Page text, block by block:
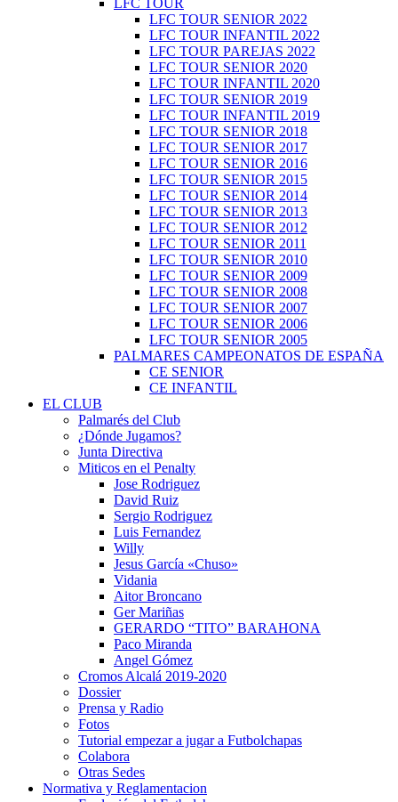
LFC TOUR
LFC TOUR SENIOR 2022
LFC TOUR INFANTIL 2022
LFC TOUR PAREJAS 2022
LFC TOUR SENIOR 2020
LFC TOUR INFANTIL 2020
LFC TOUR SENIOR 2019
LFC TOUR INFANTIL 2019
LFC TOUR SENIOR 2018
LFC TOUR SENIOR 2017
LFC TOUR SENIOR 2016
LFC TOUR SENIOR 2015
LFC TOUR SENIOR 2014
LFC TOUR SENIOR 2013
LFC TOUR SENIOR 2012
LFC TOUR SENIOR 2011
LFC TOUR SENIOR 2010
LFC TOUR SENIOR 2009
LFC TOUR SENIOR 2008
LFC TOUR SENIOR 2007
LFC TOUR SENIOR 2006
LFC TOUR SENIOR 2005
PALMARES CAMPEONATOS DE ESPAÑA
CE SENIOR
CE INFANTIL
EL CLUB
Palmarés del Club
¿Dónde Jugamos?
Junta Directiva
Miticos en el Penalty
Jose Rodriguez
David Ruiz
Sergio Rodriguez
Luis Fernandez
Willy
Jesus García «Chuso»
Vidania
Aitor Broncano
Ger Mariñas
GERARDO “TITO” BARAHONA
Paco Miranda
Angel Gómez
Cromos Alcalá 2019-2020
Dossier
Prensa y Radio
Fotos
Tutorial empezar a jugar a Futbolchapas
Colabora
Otras Sedes
Normativa y Reglamentacion